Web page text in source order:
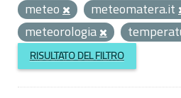
meteo
meteomatera.it
meteorologia
RISULTATO DEL FILTRO